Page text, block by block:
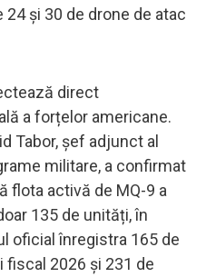
și 30 de drone de atac
direct
a forțelor americane.
Tabor, șef adjunct al
militare, a confirmat
flota activă de MQ-9 a
135 de unități, în
oficial înregistra 165 de
fiscal 2026 și 231 de